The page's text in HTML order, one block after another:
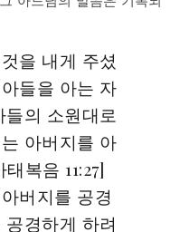
을 내게 주셨
들을 아는 자
의 소원대로
아버지를 아
복음 11:27]
버지를 공경
경하게 하려